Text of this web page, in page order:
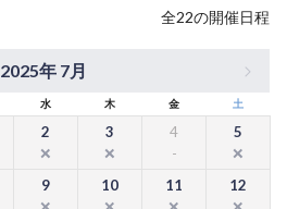
全22の開催日程
2025年 7月
水 木 金 土
2 3 4 5
9 10 11 12